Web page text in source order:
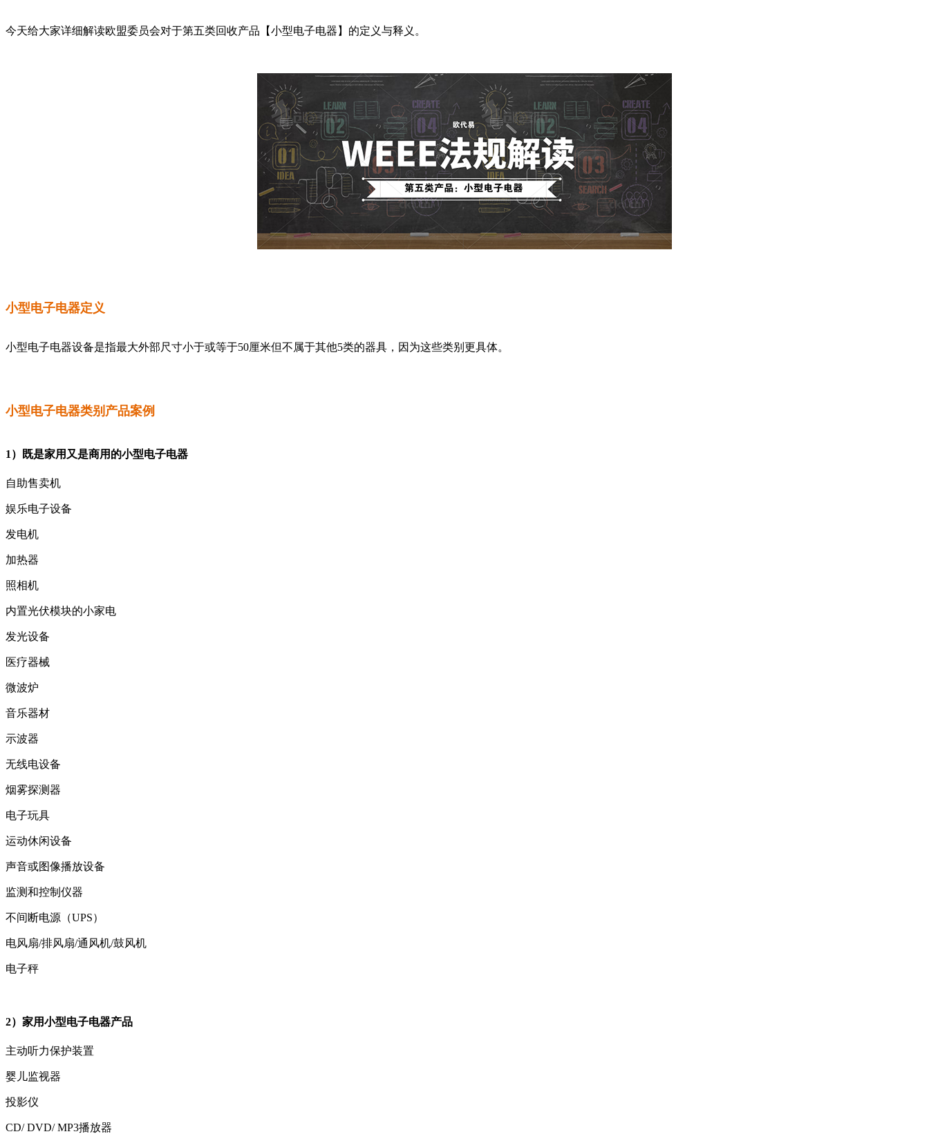
今天给大家详细解读欧盟委员会对于第五类回收产品【小型电子电器】的定义与释义。
小型电子电器定义
小型电子电器设备是指最大外部尺寸小于或等于50厘米但不属于其他5类的器具，因为这些类别更具体。
小型电子电器类别产品案例
1）既是家用又是商用的小型电子电器
自助售卖机
娱乐电子设备
发电机
加热器
照相机
内置光伏模块的小家电
发光设备
医疗器械
微波炉
音乐器材
示波器
无线电设备
烟雾探测器
电子玩具
运动休闲设备
声音或图像播放设备
监测和控制仪器
不间断电源（UPS）
电风扇/排风扇/通风机/鼓风机
电子秤
2）家用小型电子电器产品
主动听力保护装置
婴儿监视器
投影仪
CD/ DVD/ MP3播放器